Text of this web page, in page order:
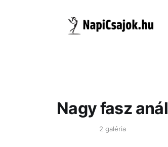
Nagy fasz anál
2 galéria